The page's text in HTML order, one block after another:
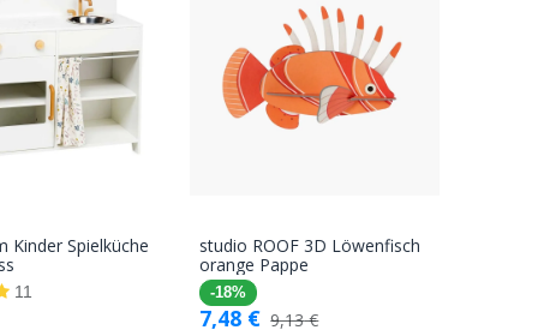
In den
Warenkorb
Kinder Spielküche
11
In den
studio ROOF 3D Löwenfisch
orange Pappe
-18%
7,48 € 9,13€